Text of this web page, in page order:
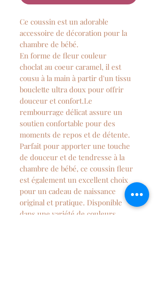
Ce coussin est un adorable
accessoire de décoration pour la
chambre de bébé.
En forme de fleur couleur
choclat au coeur caramel, il est
cousu à la main à partir d'un tissu
bouclette ultra doux pour offrir
douceur et confort.Le
rembourrage délicat assure un
soutien confortable pour des
moments de repos et de détente.
Parfait pour apporter une touche
de douceur et de tendresse à la
chambre de bébé, ce coussin fleur
est également un excellent choix
pour un cadeau de naissance
original et pratique. Disponible
dans une variété de couleurs